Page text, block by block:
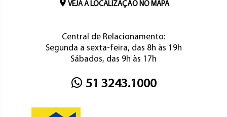
VEJA A LOCALIZAÇÃO NO MAPA
Central de Relacionamento:
Segunda a sexta-feira, das 8h às 19h
Sábados, das 9h às 17h
51 3243.1000